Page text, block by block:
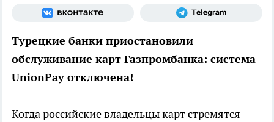
Турецкие банки приостановили
обслуживание карт Газпромбанка: система
UnionPay отключена!
Когда российские владельцы карт стремятся